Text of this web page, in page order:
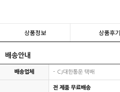
상품정보 상품후기
배송안내
배송업체 CJ대한통운 택배
전 제품 무료배송